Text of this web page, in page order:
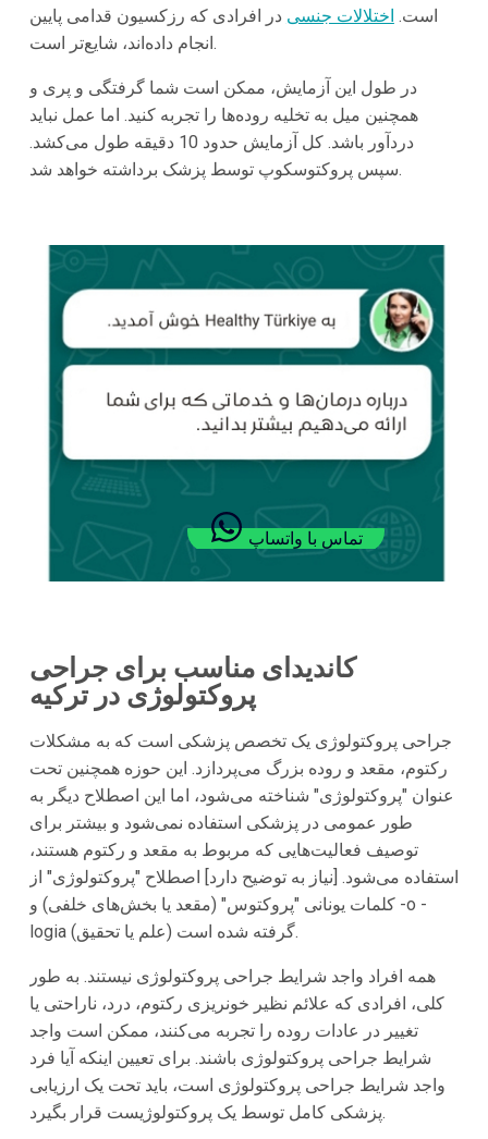
است. اختلالات جنسی در افرادی که رزکسیون قدامی پایین
انجام داده‌اند، شایع‌تر است.
در طول این آزمایش، ممکن است شما گرفتگی و پری و
همچنین میل به تخلیه روده‌ها را تجربه کنید. اما عمل نباید
دردآور باشد. کل آزمایش حدود 10 دقیقه طول می‌کشد.
سپس پروکتوسکوپ توسط پزشک برداشته خواهد شد.
تماس با واتساپ
کاندیدای مناسب برای جراحی
پروکتولوژی در ترکیه
جراحی پروکتولوژی یک تخصص پزشکی است که به مشکلات
رکتوم، مقعد و روده بزرگ می‌پردازد. این حوزه همچنین تحت
عنوان "پروکتولوژی" شناخته می‌شود، اما این اصطلاح دیگر به
طور عمومی در پزشکی استفاده نمی‌شود و بیشتر برای
توصیف فعالیت‌هایی که مربوط به مقعد و رکتوم هستند،
استفاده می‌شود. [نیاز به توضیح دارد] اصطلاح "پروکتولوژی" از
کلمات یونانی "پروکتوس" (مقعد یا بخش‌های خلفی) و -o -
logia (علم یا تحقیق) گرفته شده است.
همه افراد واجد شرایط جراحی پروکتولوژی نیستند. به طور
کلی، افرادی که علائم نظیر خونریزی رکتوم، درد، ناراحتی یا
تغییر در عادات روده را تجربه می‌کنند، ممکن است واجد
شرایط جراحی پروکتولوژی باشند. برای تعیین اینکه آیا فرد
واجد شرایط جراحی پروکتولوژی است، باید تحت یک ارزیابی
پزشکی کامل توسط یک پروکتولوژیست قرار بگیرد.